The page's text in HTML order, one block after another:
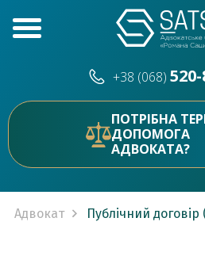
+38 (068)
ПОТРІБНА
ДОПОМОГА
АДВОКАТА?
Адвокат Публічний